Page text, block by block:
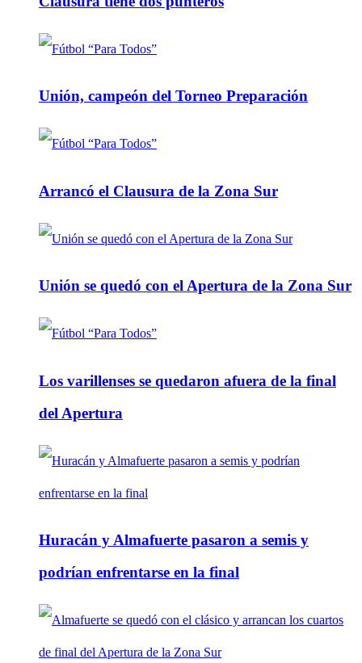
Unión, campeón del Torneo Preparación
Arrancó el Clausura de la Zona Sur
Unión se quedó con el Apertura de la Zona Sur
Los varillenses se quedaron afuera de la final
del Apertura
Huracán y Almafuerte pasaron a semis y
podrían enfrentarse en la final